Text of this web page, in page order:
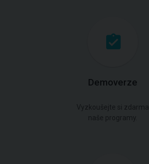
Demoverze
Vyzkoušejte si zdarma
naše programy.